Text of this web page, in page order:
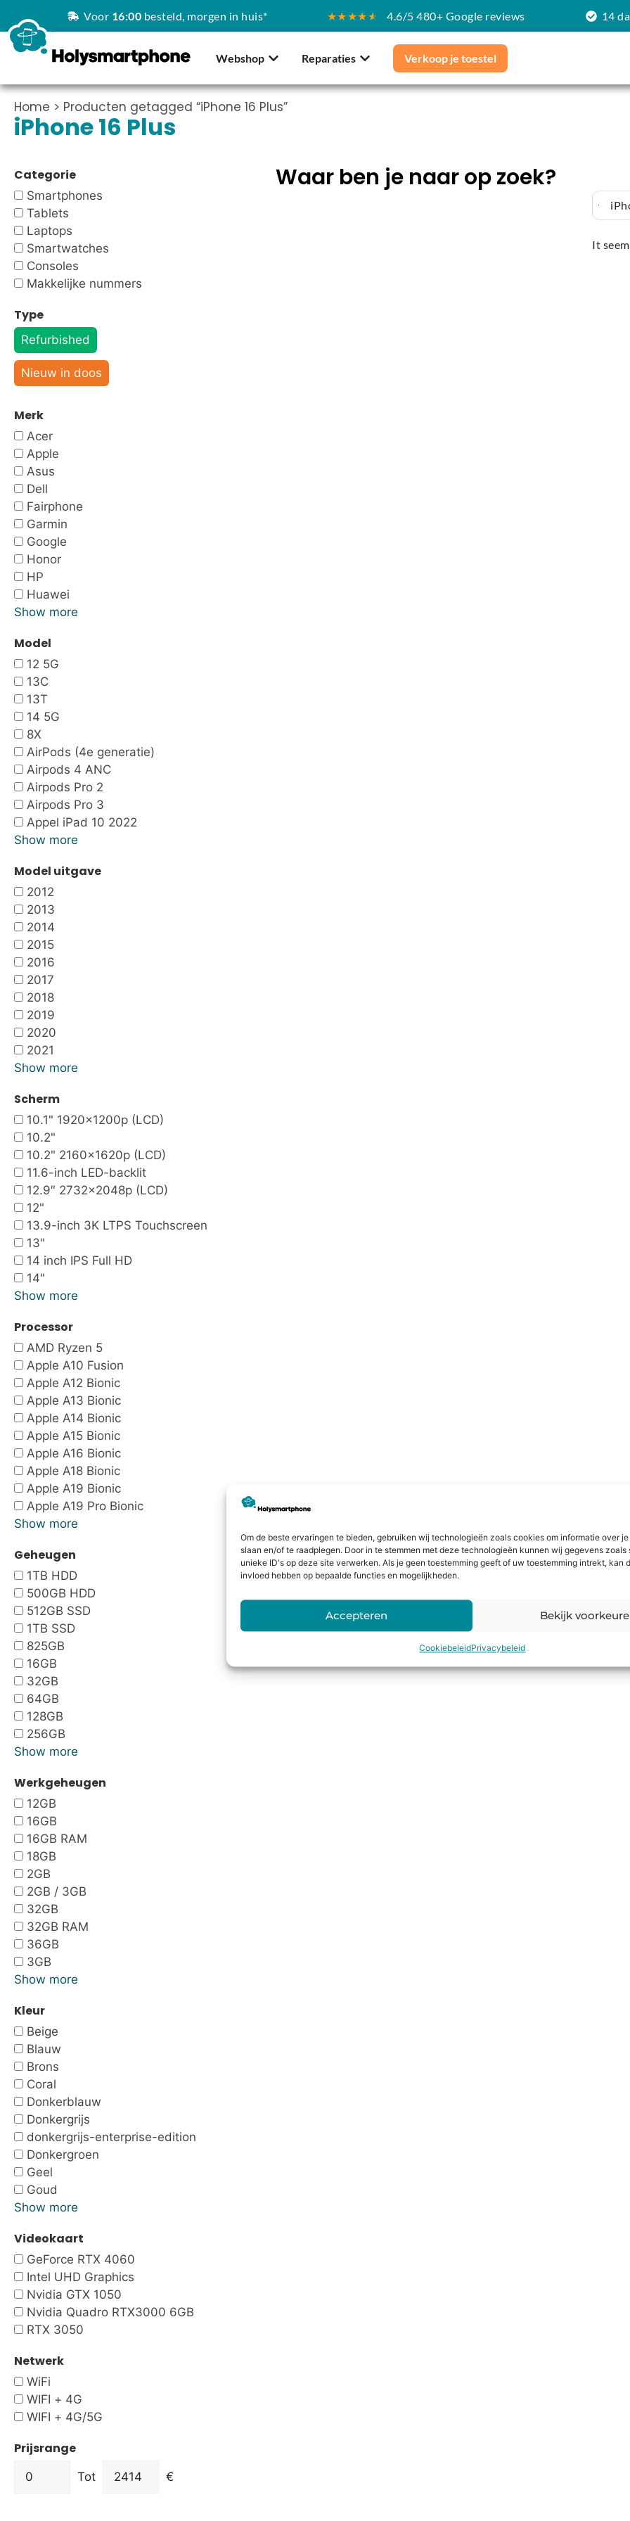
Om de beste ervaringen te bieden, gebruiken wij technologieën zoals cookies om informatie over
slaan en/of te raadplegen. Door in te stemmen met deze technologieën kunnen wij gegevens zoals
unieke ID's op deze site verwerken. Als je geen toestemming geeft of uw toestemming intrekt, kan
invloed hebben op bepaalde functies en mogelijkheden.
Accepteren Bekijk
CookiebeleidPrivacybeleid
Voor 16:00 besteld, morgen in huis* ★★★★★ 4.6/5 480+ Google reviews 14
Webshop Reparaties Verkoop je toestel
Home > Producten getagged “iPhone 16 Plus”
iPhone 16 Plus
Categorie
Smartphones
Tablets
Laptops
Smartwatches
Consoles
Makkelijke nummers
Type
Refurbished
Nieuw in doos
Merk
Acer
Apple
Asus
Dell
Fairphone
Garmin
Google
Honor
HP
Huawei
Show more
Model
12 5G
13C
13T
14 5G
8X
AirPods (4e generatie)
Airpods 4 ANC
Airpods Pro 2
Airpods Pro 3
Appel iPad 10 2022
Show more
Model uitgave
2012
2013
2014
2015
2016
2017
2018
2019
2020
2021
Show more
Scherm
10.1" 1920x1200p (LCD)
10.2"
10.2" 2160x1620p (LCD)
11.6-inch LED-backlit
12.9″ 2732×2048p (LCD)
12"
13.9-inch 3K LTPS Touchscreen
13"
14 inch IPS Full HD
14"
Show more
Processor
AMD Ryzen 5
Apple A10 Fusion
Apple A12 Bionic
Apple A13 Bionic
Apple A14 Bionic
Apple A15 Bionic
Apple A16 Bionic
Apple A18 Bionic
Apple A19 Bionic
Apple A19 Pro Bionic
Show more
Geheugen
1TB HDD
500GB HDD
512GB SSD
1TB SSD
825GB
16GB
32GB
64GB
128GB
256GB
Show more
Werkgeheugen
12GB
16GB
16GB RAM
18GB
2GB
2GB / 3GB
32GB
32GB RAM
36GB
3GB
Show more
Kleur
Beige
Blauw
Brons
Coral
Donkerblauw
Donkergrijs
donkergrijs-enterprise-edition
Donkergroen
Geel
Goud
Show more
Videokaart
GeForce RTX 4060
Intel UHD Graphics
Nvidia GTX 1050
Nvidia Quadro RTX3000 6GB
RTX 3050
Netwerk
WiFi
WIFI + 4G
WIFI + 4G/5G
Prijsrange
Tot €
Waar ben je naar op zoek?
It